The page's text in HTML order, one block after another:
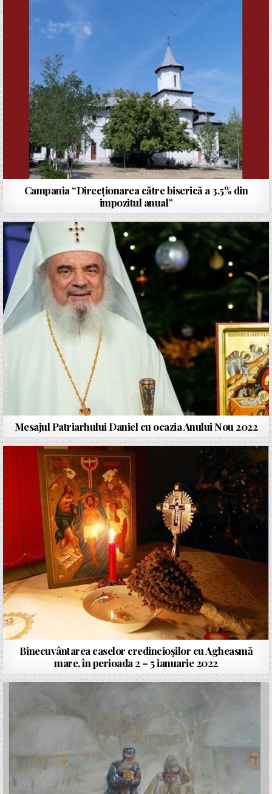
Campania “Direcționarea către biserică a 3.5% din
impozitul anual”
Mesajul Patriarhului Daniel cu ocazia Anului Nou 2022
Binecuvântarea caselor credincioșilor cu Agheasmă
mare, în perioada 2 – 5 ianuarie 2022